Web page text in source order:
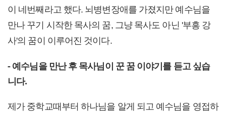
이 네번째라고 했다. 뇌병변장애를 가졌지만 예수님을
만나 꾸기 시작한 목사의 꿈, 그냥 목사도 아닌 '부흥 강
사'의 꿈이 이루어진 것이다.
- 예수님을 만난 후 목사님이 꾼 꿈 이야기를 듣고 싶습
니다.
제가 중학교때부터 하나님을 알게 되고 예수님을 영접하